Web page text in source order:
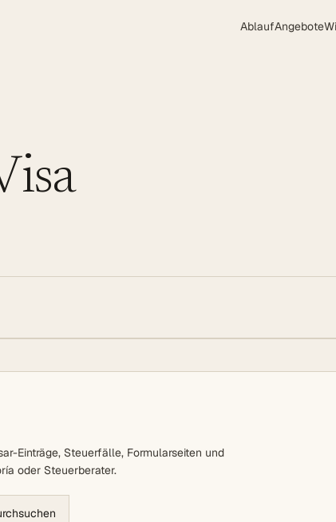
AblaufAngebote
Einträge, Steuerfälle, Formularseiten und
oder Steuerberater.